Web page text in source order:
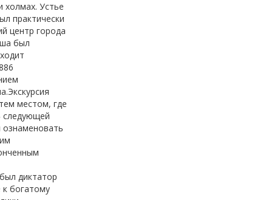
холмах. Устье
практически
центр города
был
местом, где
следующей
диктатор
к богатому